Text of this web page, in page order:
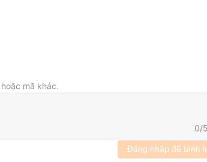
mã khác.
0/
Đăng nhập để bình